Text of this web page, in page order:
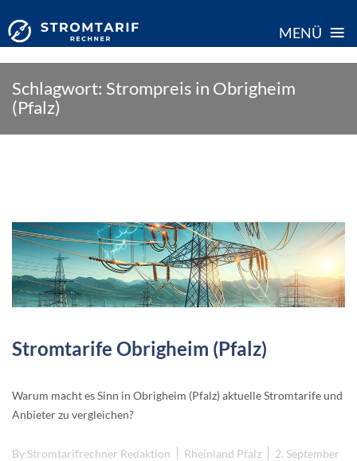
MENÜ ≡
content
Schlagwort: Strompreis in Obrigheim
(Pfalz)
Stromtarife Obrigheim (Pfalz)
Warum macht es Sinn in Obrigheim (Pfalz) aktuelle Stromtarife und
Anbieter zu vergleichen?
By Stromtarifrechner Redaktion Rheinland Pfalz
2. September